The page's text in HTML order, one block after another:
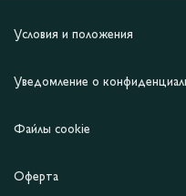
Условия и положения
Уведомление о
Файлы cookie
Оферта